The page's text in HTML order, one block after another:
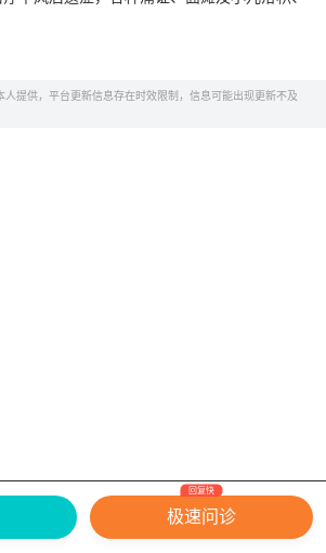
提供，平台更新信息存在时效限制，信息可能出现更新不及
上有害信息举报专区
关于我们
©
2026 中华康网 版权所有
极速问诊
回复快